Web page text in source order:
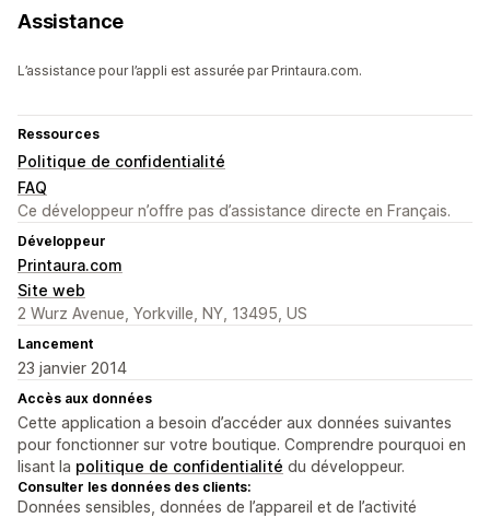
Assistance
L’assistance pour l’appli est assurée par Printaura.com.
Ressources
Politique de confidentialité
FAQ
Ce développeur n’offre pas d’assistance directe en Français.
Développeur
Printaura.com
Site web
2 Wurz Avenue, Yorkville, NY, 13495, US
Lancement
23 janvier 2014
Accès aux données
Cette application a besoin d’accéder aux données suivantes
pour fonctionner sur votre boutique. Comprendre pourquoi en
lisant la politique de confidentialité du développeur.
Consulter les données des clients:
Données sensibles, données de l’appareil et de l’activité